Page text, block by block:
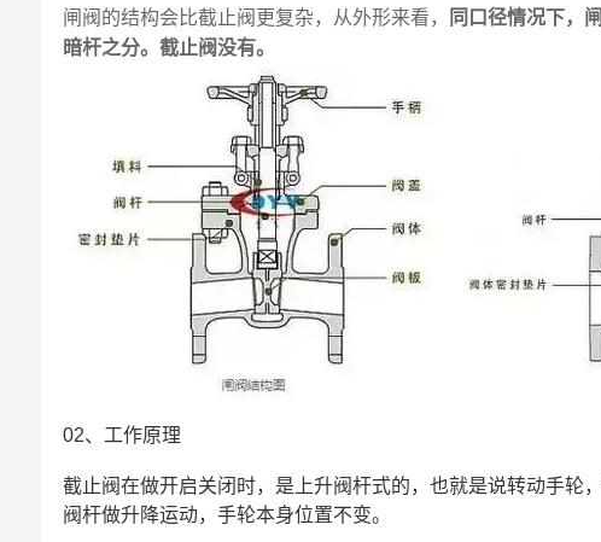
闸阀的结构会比截止阀更复杂，从外形来看，
同口径情况下，
暗杆之分。截止阀没有。
02、工作原理
截止阀在做开启关闭时，是上升阀杆式的，也就是说转动手轮
阀杆做升降运动，手轮本身位置不变。